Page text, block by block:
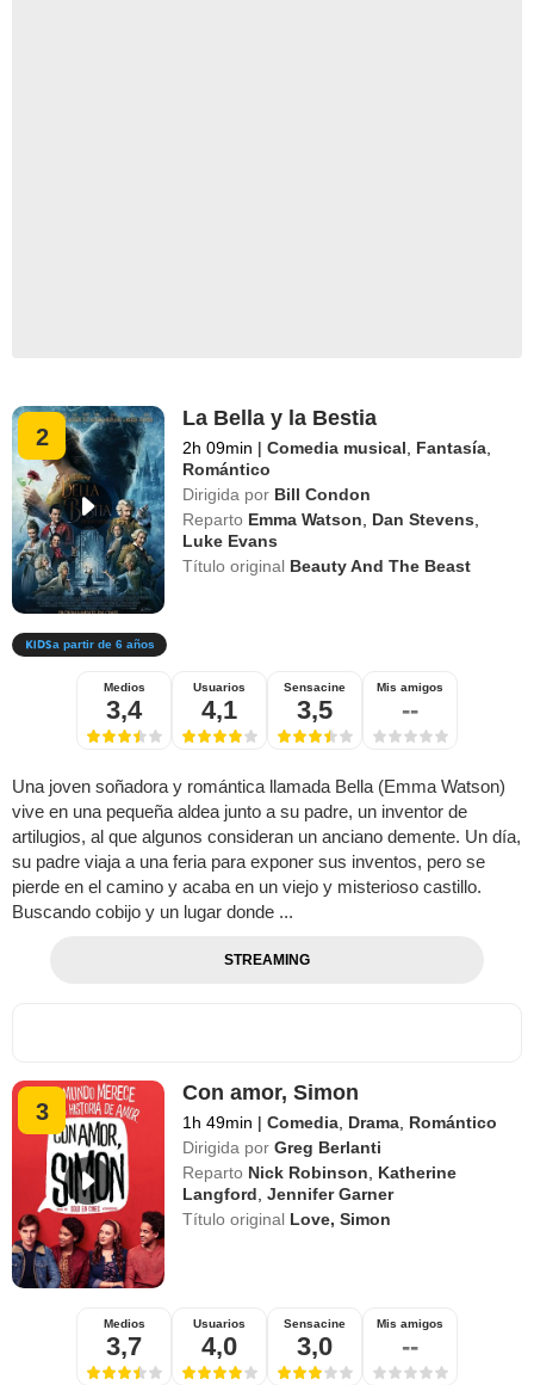
2
La Bella y la Bestia
2h 09min | Comedia musical Fantasía
Romántico
Dirigida por Bill Condon
Reparto Emma Watson Dan Stevens
Luke Evans
Título original Beauty And The Beast
a partir de 6 años
Medios
3,4
Usuarios
4,1
Sensacine
3,5
Mis amigos
--
Una joven soñadora y romántica llamada Bella (Emma Watson)
vive en una pequeña aldea junto a su padre, un inventor de
artilugios, al que algunos consideran un anciano demente. Un día,
su padre viaja a una feria para exponer sus inventos, pero se
pierde en el camino y acaba en un viejo y misterioso castillo.
Buscando cobijo y un lugar donde ...
STREAMING
3
Con amor, Simon
1h 49min | Comedia Drama Romántico
Dirigida por Greg Berlanti
Reparto Nick Robinson
Katherine
Langford ,Jennifer Garner
Título original Love, Simon
Medios
3,7
Usuarios
4,0
Sensacine
3,0
Mis amigos
--